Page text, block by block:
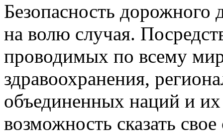
Безопасность дорожного
на волю случая.
проводимых по всему
здравоохранения,
объединенных наций и
возможность сказать свое